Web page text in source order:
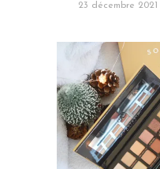
23 décembre 2021